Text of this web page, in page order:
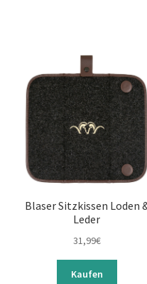
Blaser Sitzkissen Loden
Leder
31,99€
Kaufen